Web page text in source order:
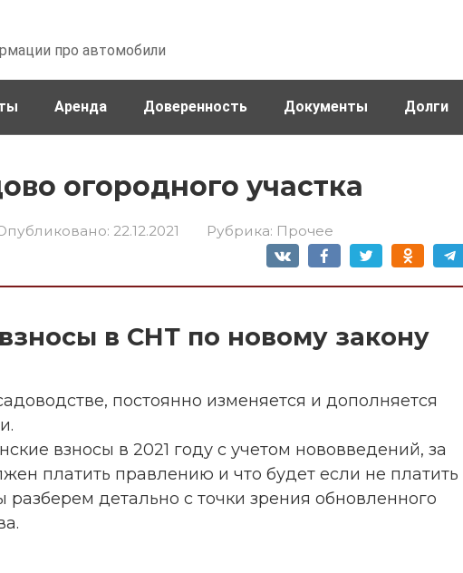
про автомобили
Аренда Доверенность Документы Долги
огородного участка
22.12.2021 Рубрика: Прочее
в СНТ по новому закону
постоянно изменяется и дополняется
взносы в 2021 году с учетом нововведений, за
платить правлению и что будет если не платить
разберем детально с точки зрения обновленного